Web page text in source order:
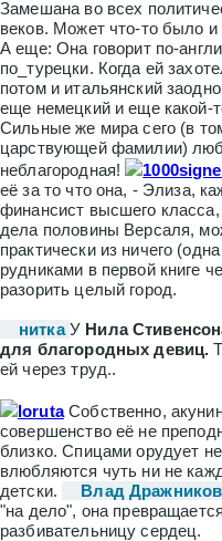
Замешана во всех
веков. Может что-то было
А еще: Она говорит по-
по_турецки. Когда ей
потом и итальянский
еще немецкий и еще какой-
Сильные же мира сего (в
царствующей фамилии)
неблагородная!
её за то что она, - Элиза,
финансист высшего
дела половины Версаля,
практически из ничего
рудниками в первой книге
разорить целый город.
нитка У Нила
для благородных девиц. Т
ей через труд..
lorutaСобственно,
совершенство её не
близко. Спицами орудует
влюбляются чуть ни не
детски.
Влад Дражников
"на дело", она
разбивательницу сердец.